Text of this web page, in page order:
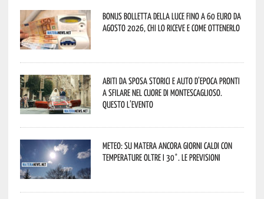
Bonus bolletta della luce fino a 60 euro da
agosto 2026, chi lo riceve e come ottenerlo
Abiti da sposa storici e auto d’epoca pronti
a sfilare nel cuore di Montescaglioso.
Questo l’evento
Meteo: su Matera ancora giorni caldi con
temperature oltre i 30°. Le previsioni